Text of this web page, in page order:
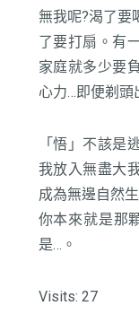
無我呢?渴了要
了要打扇。有
家庭就多少要
心力…即便剃頭
「悟」不該是
我放入無盡大
成為無邊自然
你本來就是那
是…。
Visits: 27